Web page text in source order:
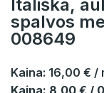
Itališka,
spalvos
008649
Kaina: 16,00 € /